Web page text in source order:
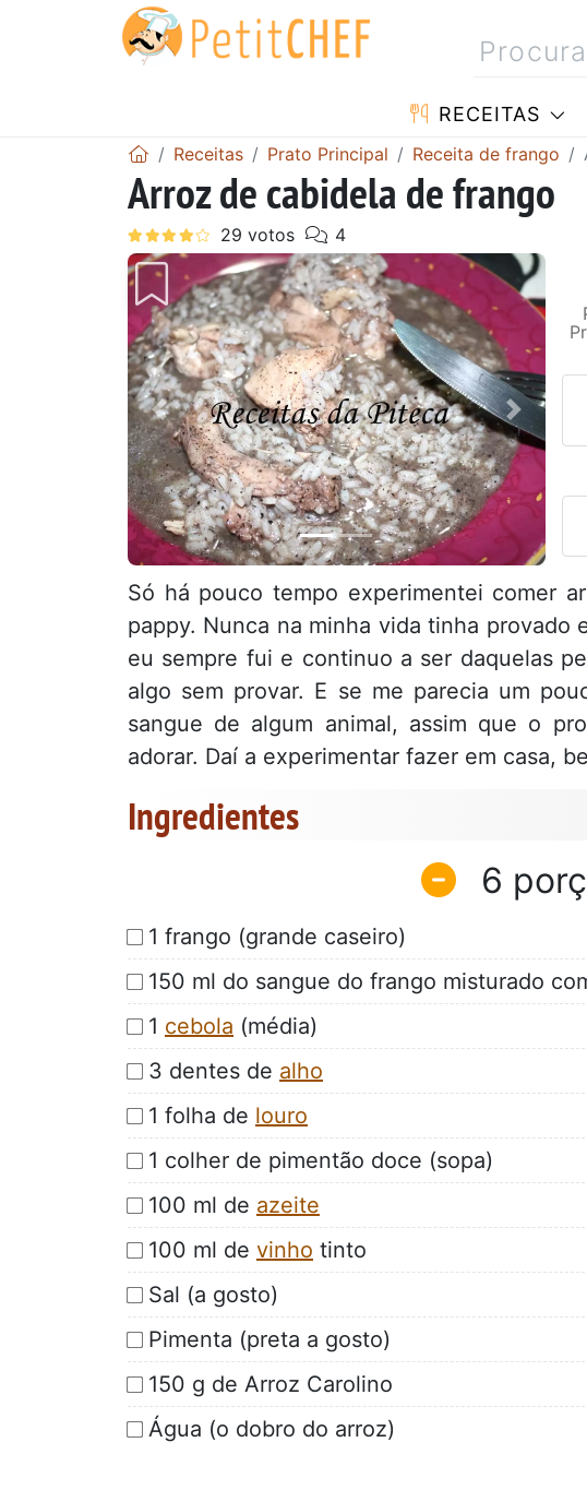
RECEITAS
Receitas Prato Principal Receita de frango
Arroz de cabidela de frango
Anterior Next
Só há pouco tempo experimentei comer
pappy. Nunca na minha vida tinha
eu sempre fui e continuo a ser daquelas
algo sem provar. E se me parecia um
sangue de algum animal, assim que o
adorar. Daí a experimentar fazer em casa,
Ingredientes
6
1 frango (grande caseiro)
150 ml do sangue do frango misturado
1 cebola (média)
3 dentes de alho
1 folha de louro
1 colher de pimentão doce (sopa)
100 ml de azeite
100 ml de vinho tinto
Sal (a gosto)
Pimenta (preta a gosto)
150 g de Arroz Carolino
Água (o dobro do arroz)